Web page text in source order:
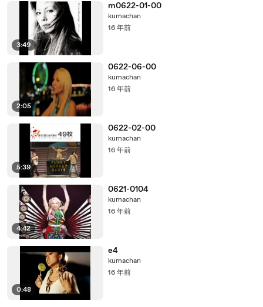
3:49
m0622-01-00
kumachan
16 年前
2:05
0622-06-00
kumachan
16 年前
5:39
0622-02-00
kumachan
16 年前
4:42
0621-0104
kumachan
16 年前
0:48
e4
kumachan
16 年前